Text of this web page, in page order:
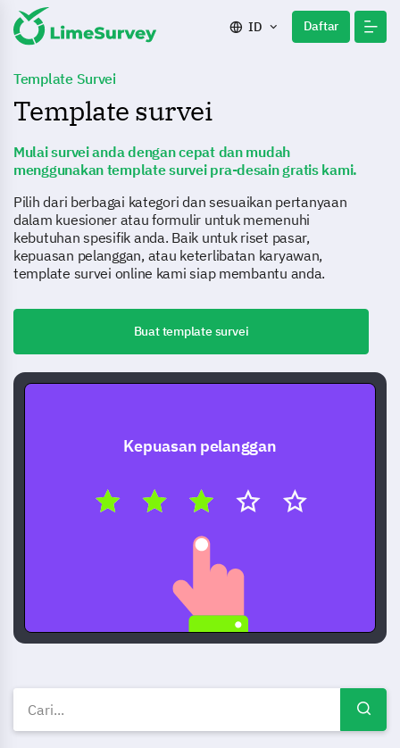
ID Daftar
Template Survei
Template survei
Mulai survei anda dengan cepat dan mudah
menggunakan template survei pra-desain gratis kami.
Pilih dari berbagai kategori dan sesuaikan pertanyaan
dalam kuesioner atau formulir untuk memenuhi
kebutuhan spesifik anda. Baik untuk riset pasar,
kepuasan pelanggan, atau keterlibatan karyawan,
template survei online kami siap membantu anda.
Buat template survei
Kepuasan pelanggan
Template survei gratis —